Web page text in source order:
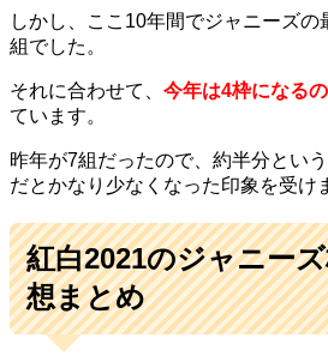
しかし、ここ 10年間でジャニーズの
組でした。
それに合わせて、 今年は4枠になる
ています。
昨年が7組だったので、約半分とい
だとかなり少なくなった印象を受け
紅白2021のジャニー
想まとめ